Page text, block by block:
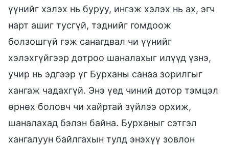
үүнийг хэлэх нь буруу, ингэж хэлэх нь ах, эгч
нарт ашиг тусгүй, тэднийг гомдоож
болзошгүй гэж санагдвал чи үүнийг
хэлэхгүйгээр дотроо шаналахыг илүүд үзнэ,
учир нь эдгээр үг Бурханы санаа зорилгыг
хангаж чадахгүй. Энэ үед чиний дотор тэмцэл
өрнөх боловч чи хайртай зүйлээ орхиж,
шаналахад бэлэн байна. Бурханыг сэтгэл
хангалуун байлгахын тулд энэхүү зовлон